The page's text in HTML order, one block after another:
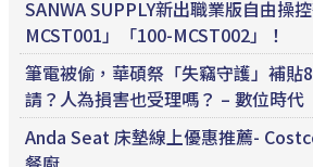
SANWA SUPPLY新出職業版自由操
MCST001」「100-MCST002」！
筆電被偷，華碩祭「失竊守護」補貼
請？人為損害也受理嗎？ – 數位時代
Anda Seat 床墊線上優惠推薦-